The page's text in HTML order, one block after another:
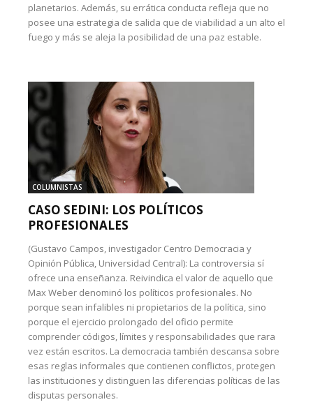
planetarios. Además, su errática conducta refleja que no
posee una estrategia de salida que de viabilidad a un alto el
fuego y más se aleja la posibilidad de una paz estable.
COLUMNISTAS
CASO SEDINI: LOS POLÍTICOS
PROFESIONALES
(Gustavo Campos, investigador Centro Democracia y
Opinión Pública, Universidad Central): La controversia sí
ofrece una enseñanza. Reivindica el valor de aquello que
Max Weber denominó los políticos profesionales. No
porque sean infalibles ni propietarios de la política, sino
porque el ejercicio prolongado del oficio permite
comprender códigos, límites y responsabilidades que rara
vez están escritos. La democracia también descansa sobre
esas reglas informales que contienen conflictos, protegen
las instituciones y distinguen las diferencias políticas de las
disputas personales.